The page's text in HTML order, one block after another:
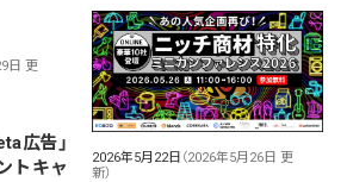
日 更
広告」
トキャ
2026年5月22日 （2026年5月26日 更
新）